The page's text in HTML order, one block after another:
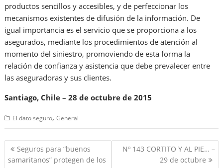
productos sencillos y accesibles, y de perfeccionar los
mecanismos existentes de difusión de la información. De
igual importancia es el servicio que se proporciona a los
asegurados, mediante los procedimientos de atención al
momento del siniestro, promoviendo de esta forma la
relación de confianza y asistencia que debe prevalecer entre
las aseguradoras y sus clientes.
Santiago, Chile – 28 de octubre de 2015
El dato seguro,General
Navegación
de
Seguros para “buenos
samaritanos” protegen de los
Nº 143 CORTITO Y AL PIE… –
29 de octubre